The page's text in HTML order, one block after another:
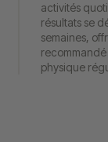
activités
résultats se
semaines,
physique